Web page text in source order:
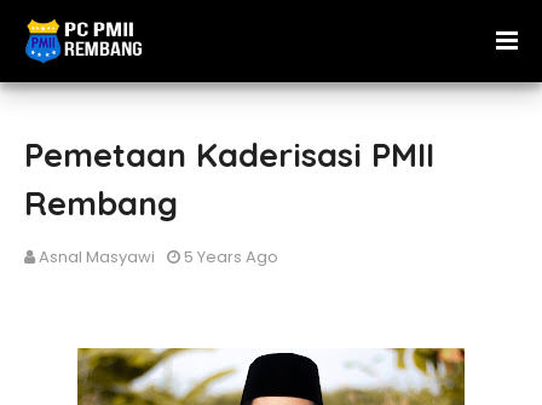
Pemetaan Kaderisasi PMII
Rembang
Asnal Masyawi 5 Years Ago